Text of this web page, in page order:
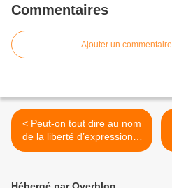
Commentaires
Ajouter un commentaire
< Peut-on tout dire au nom
de la liberté d’expression ?
L’exemple de CNEWS et de